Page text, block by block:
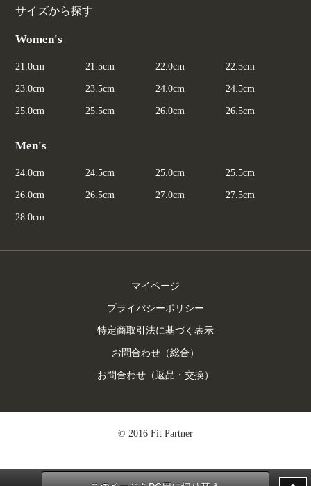
サイズから探す
Women's
21.0cm 21.5cm 22.0cm 22.5cm
23.0cm 23.5cm 24.0cm 24.5cm
25.0cm 25.5cm 26.0cm 26.5cm
Men's
24.0cm 24.5cm 25.0cm 25.5cm
26.0cm 26.5cm 27.0cm 27.5cm
28.0cm
マイページ
プライバシーポリシー
特定商取引法に基づく表示
お問合わせ（総合）
お問合わせ（返品・交換）
© 2016 Fit Partner